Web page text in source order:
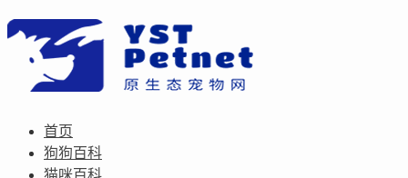
首页
狗狗百科
猫咪百科